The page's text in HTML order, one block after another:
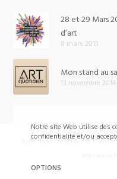
28 et 29 Mars
d’art
8 mars 2015
Mon stand au
13 novembre 2014
Tous droits réservés ©
Notre site Web utilise des
confidentialité et/ou
OPTIONS